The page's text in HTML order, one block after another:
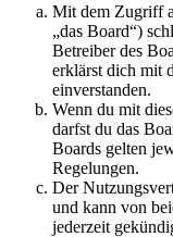
Mit dem Zugriff
„das Board“)
Betreiber des
erklärst dich mit
einverstanden.
Wenn du mit
darfst du das
Boards gelten
Regelungen.
Der
und kann von
jederzeit